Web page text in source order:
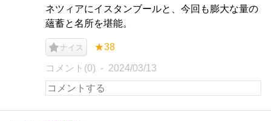
ネツィアにイスタンブールと、今回も膨大な量の
蘊蓄と名所を堪能。
ナイス ★38
コメント(0) 2024/03/13